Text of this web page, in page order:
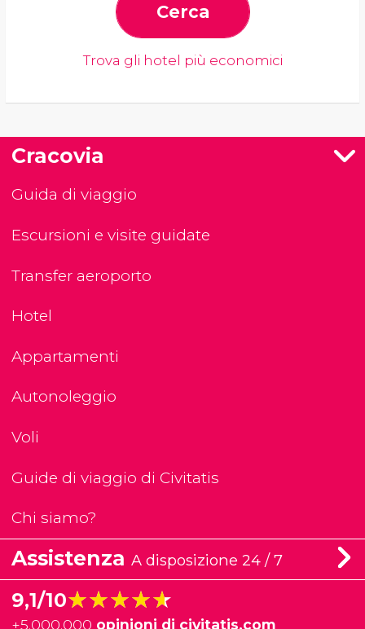
Cerca
Trova gli hotel più economici
Cracovia
Guida di viaggio
Escursioni e visite guidate
Transfer aeroporto
Hotel
Appartamenti
Autonoleggio
Voli
Guide di viaggio di Civitatis
Chi siamo?
Assistenza A disposizione 24 / 7
9,1/10★★★★★
★★★★★
+5.000.000 opinioni di civitatis.com